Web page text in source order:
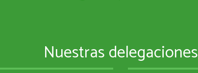
Nuestras delegaciones